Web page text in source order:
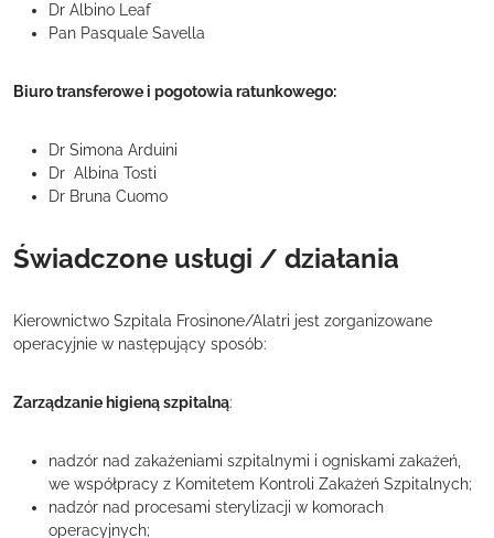
Dr Albino Leaf
Pan Pasquale Savella
Biuro transferowe i pogotowia ratunkowego:
Dr Simona Arduini
Dr Albina Tosti
Dr Bruna Cuomo
Świadczone usługi / działania
Kierownictwo Szpitala Frosinone/Alatri jest zorganizowane
operacyjnie w następujący sposób:
Zarządzanie higieną szpitalną:
nadzór nad zakażeniami szpitalnymi i ogniskami zakażeń,
we współpracy z Komitetem Kontroli Zakażeń Szpitalnych;
nadzór nad procesami sterylizacji w komorach
operacyjnych;